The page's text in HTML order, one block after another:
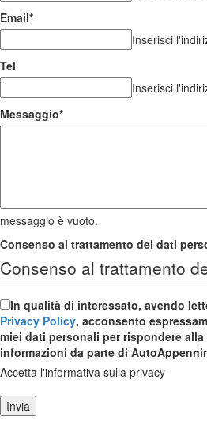
Email*
Inserisci
Tel
Inserisci
Messaggio*
messaggio è vuoto.
Consenso al trattamento dei dati
Consenso al trattamento
In qualità di interessato, avendo
Privacy Policy, acconsento
miei dati personali per rispondere
informazioni da parte di
Accetta l'informativa sulla privacy
Invia